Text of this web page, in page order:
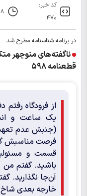
کد خبر:
۴۷۰
در برنامه شناسنامه مطرح شد:
ناگفته‌های منوچهر
قطعنامه ۵۹۸
از فرودگاه
یک ساعت و
(جنبش عدم
فرصت مناسبش
قسمت و
باشید. گفتم
آن‌جا نگذارید.
خارجه بعدی